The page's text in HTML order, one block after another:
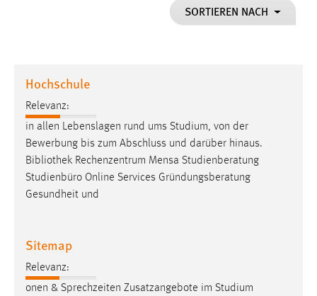
SORTIEREN NACH
Hochschule
Relevanz:
in allen Lebenslagen rund ums Studium, von der
Bewerbung bis zum Abschluss und darüber hinaus.
Bibliothek Rechenzentrum Mensa Studienberatung
Studienbüro Online Services Gründungsberatung
Gesundheit und
Sitemap
Relevanz:
onen & Sprechzeiten Zusatzangebote im Studium
Performance
Name:
staticfilecache
Zweck:
Für performante Seitenauslieferung wird in diesem Cookie
gespeichert, ob man eingeloggt ist.
Name:
Zweck: